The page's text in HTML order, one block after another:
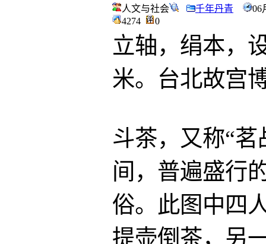
人文与社会
千年丹青
06
4274
0
立轴，绢本，
米。台北故宫
斗茶，又称“
间，普遍盛行
俗。此图中四
提壶倒茶，另